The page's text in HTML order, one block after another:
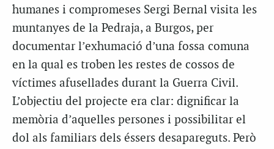
humanes i compromeses Sergi Bernal visita les
muntanyes de la Pedraja, a Burgos, per
documentar l’exhumació d’una fossa comuna
en la qual es troben les restes de cossos de
víctimes afusellades durant la Guerra Civil.
L’objectiu del projecte era clar: dignificar la
memòria d’aquelles persones i possibilitar el
dol als familiars dels éssers desapareguts. Però